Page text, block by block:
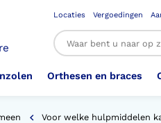
Locaties Vergoedingen
Orthesen en braces
Voor welke hulpmiddelen